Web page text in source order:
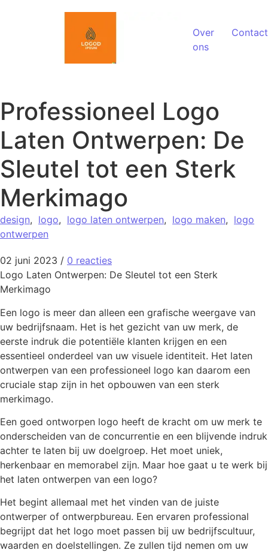
Over
ons
Contact
Professioneel Logo
Laten Ontwerpen: De
Sleutel tot een Sterk
Merkimago
design, logo, logo laten ontwerpen, logo maken, logo
ontwerpen
02 juni 2023 / 0 reacties
Logo Laten Ontwerpen: De Sleutel tot een Sterk
Merkimago
Een logo is meer dan alleen een grafische weergave van
uw bedrijfsnaam. Het is het gezicht van uw merk, de
eerste indruk die potentiële klanten krijgen en een
essentieel onderdeel van uw visuele identiteit. Het laten
ontwerpen van een professioneel logo kan daarom een
cruciale stap zijn in het opbouwen van een sterk
merkimago.
Een goed ontworpen logo heeft de kracht om uw merk te
onderscheiden van de concurrentie en een blijvende indruk
achter te laten bij uw doelgroep. Het moet uniek,
herkenbaar en memorabel zijn. Maar hoe gaat u te werk bij
het laten ontwerpen van een logo?
Het begint allemaal met het vinden van de juiste
ontwerper of ontwerpbureau. Een ervaren professional
begrijpt dat het logo moet passen bij uw bedrijfscultuur,
waarden en doelstellingen. Ze zullen tijd nemen om uw